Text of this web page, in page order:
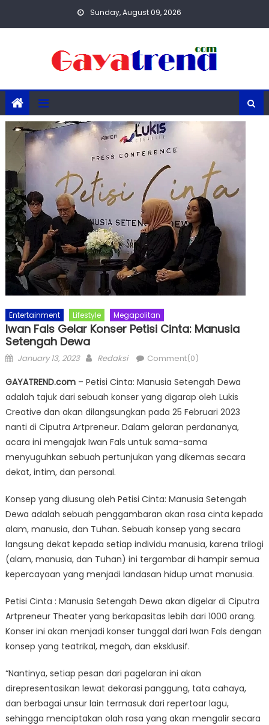
Sunday, August 09, 2026
Entertainment Lifestyle Megapolitan
Iwan Fals Gelar Konser Petisi Cinta: Manusia
Setengah Dewa
Posted
January 13, 2023 Author
Redaksi Comment(0)
GAYATREND.com– Petisi Cinta: Manusia Setengah Dewa
adalah tajuk dari sebuah konser yang digarap oleh Lukis
Creative dan akan dilangsungkan pada 25 Februari 2023
nanti di Ciputra Artpreneur. Dalam gelaran perdananya,
acara ini mengajak Iwan Fals untuk sama-sama
menyuguhkan sebuah pertunjukan yang dikemas secara
dekat, intim, dan personal.
Konsep yang diusung oleh Petisi Cinta: Manusia Setengah
Dewa adalah sebuah penggambaran akan rasa cinta kepada
alam, manusia, dan Tuhan. Sebuah konsep yang secara
langsung dekat kepada setiap individu manusia, karena trilogi
(alam, manusia, dan Tuhan) ini tergambar di hampir semua
kepercayaan yang menjadi landasan hidup umat manusia.
Petisi Cinta : Manusia Setengah Dewa akan digelar di Ciputra
Artpreneur Theater yang berkapasitas lebih dari 1000 orang.
Konser ini akan menjadi konser tunggal dari Iwan Fals dengan
konsep yang teatrikal, megah, dan eksklusif.
“Nantinya, setiap pesan dari pagelaran ini akan
direpresentasikan lewat dekorasi panggung, tata cahaya,
dan berbagai unsur lain termasuk dari repertoar lagu,
sehingga menciptakan olah rasa yang akan mengalir secara